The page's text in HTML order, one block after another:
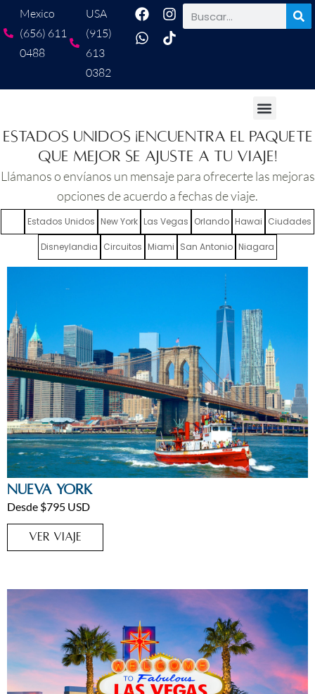
Mexico
(656) 611
0488
USA
(915)
613
0382
ESTADOS UNIDOS ¡Encuentra el paquete
que mejor se ajuste a tu viaje!
Llámanos o envíanos un mensaje para ofrecerte las mejoras
opciones de acuerdo a fechas de viaje.
Estados Unidos New York Las Vegas Orlando Hawai Ciudades
Disneylandia Circuitos Miami San Antonio Niagara
Nueva York
Desde $795 USD
VER VIAJE
Estados Unidos,